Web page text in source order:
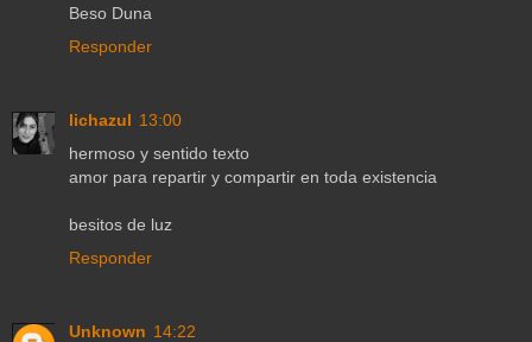
Beso Duna
Responder
lichazul 13:00
hermoso y sentido texto
amor para repartir y compartir en toda existencia
besitos de luz
Responder
Unknown 14:22